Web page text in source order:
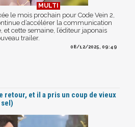
le mois prochain pour Code Vein 2,
d’accélérer la communication
et cette semaine, l’éditeur japonais
trailer.
08/12/2025, 09:49
retour, et il a pris un coup de vieux